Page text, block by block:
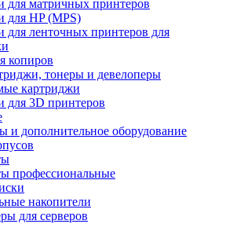
для матричных принтеров
для HP (MPS)
для ленточных принтеров для
копиров
тонеры и девелоперы
картриджи
для 3D принтеров
и дополнительное оборудование
профессиональные
накопители
для серверов